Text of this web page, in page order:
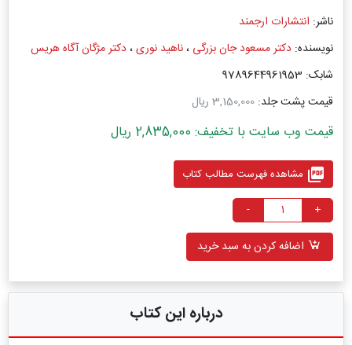
ناشر: انتشارات ارجمند
نویسنده: دکتر مسعود جان بزرگی ،ناهید نوری،دکتر مژگان آگاه هریس
شابک: 9789644961953
قیمت پشت جلد: 3,150,000 ریال
قیمت وب سایت با تخفیف: 2,835,000 ریال
picture_as_pdf مشاهده فهرست مطالب کتاب
+
-
اضافه کردن به سبد خرید
درباره این کتاب